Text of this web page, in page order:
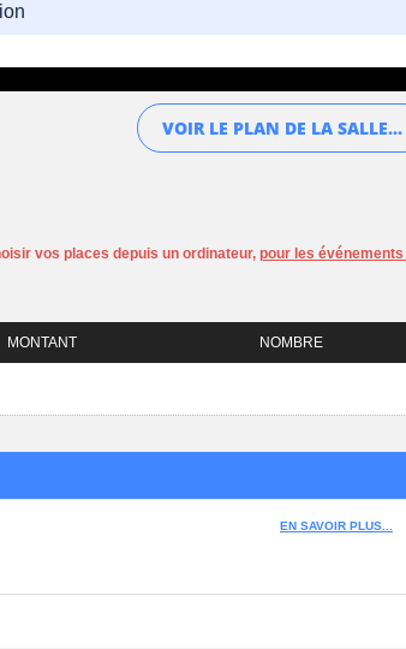
VOIR LE PLAN DE LA SALLE...
vos places depuis un ordinateur, pour les événements
MONTANT NOMBRE
EN SAVOIR PLUS...